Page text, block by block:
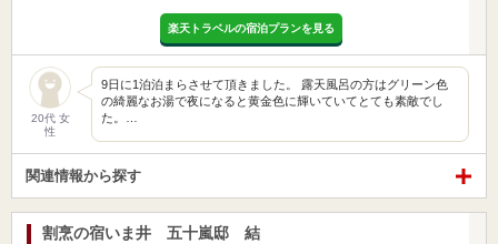
楽天トラベルの宿泊プランを見る
20代 女
性
9日に1泊泊まらさせて頂きました。 露天風呂の方はグリーン色
の綺麗なお湯で夜になると黄金色に輝いていてとても素敵でし
た。…
関連情報から探す
割烹の宿いま井 五十嵐邸 結